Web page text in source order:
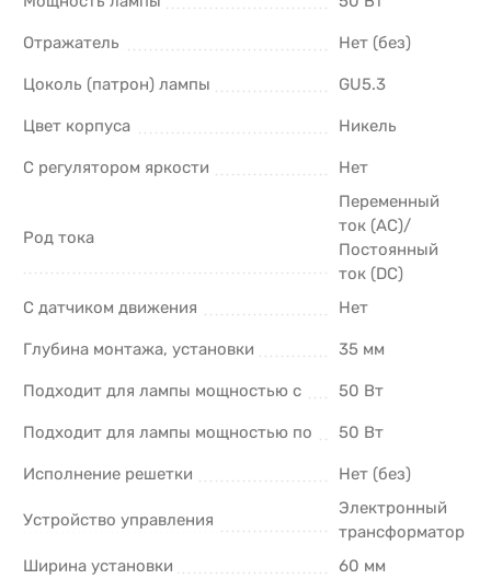
Отражатель Нет (без)
Цоколь (патрон) лампы GU5.3
Цвет корпуса Никель
С регулятором яркости Нет
Род тока
Переменный
ток (AC)/
Постоянный
ток (DC)
С датчиком движения
Нет
Глубина монтажа, установки 35 мм
Подходит для лампы мощностью с 50 Вт
Подходит для лампы мощностью по 50 Вт
Исполнение решетки Нет (без)
Устройство управления
Электронный
трансформатор
Ширина установки
60 мм